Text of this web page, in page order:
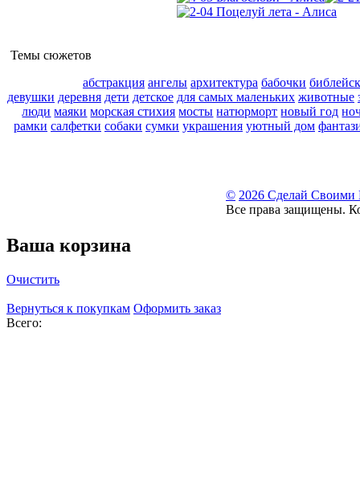
Темы сюжетов
абстракция ангелы архитектура бабочки
девушки деревня дети детское для самых маленьких животные
люди маяки морская стихия мосты натюрморт новый год
рамки салфетки собаки сумки украшения уютный дом
© 2026 Сделай Своими
Все права защищены.
Ваша корзина
Очистить
Вернуться к покупкам Оформить заказ
Всего: